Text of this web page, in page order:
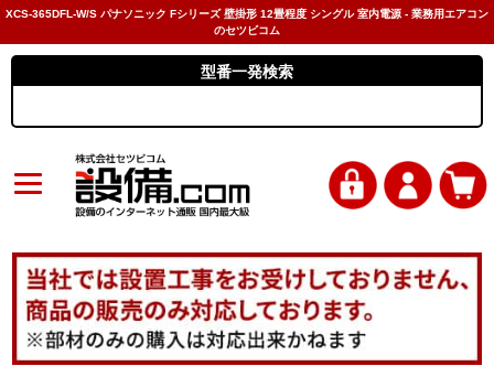
XCS-365DFL-W/S パナソニック Fシリーズ 壁掛形 12畳程度 シングル 室内電源 - 業務用エアコン
のセツビコム
型番一発検索